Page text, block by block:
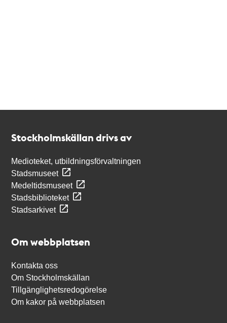
Stockholmskällan drivs av
Medioteket, utbildningsförvaltningen
Stadsmuseet
Medeltidsmuseet
Stadsbiblioteket
Stadsarkivet
Om webbplatsen
Kontakta oss
Om Stockholmskällan
Tillgänglighetsredogörelse
Om kakor på webbplatsen